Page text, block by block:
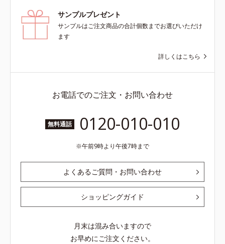
高保湿タイプ（普通肌～超乾性肌）
サンプルプレゼント
サンプルはご注文商品の合計個数までお選びいただけ
ます
詳しくはこちら
お電話でのご注文・お問い合わせ
無料通話 0120-010-010
午前9時より午後7時まで
よくあるご質問・お問い合わせ
ショッピングガイド
月末は混み合いますので
お早めにご注文ください。